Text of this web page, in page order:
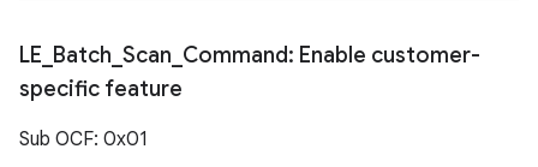
LE Batch Scan Command: Enable customer-
specific feature
Sub OCF: 0x01